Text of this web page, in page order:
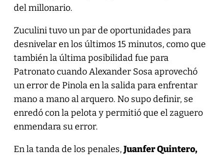
del millonario.
Zuculini tuvo un par de oportunidades para
desnivelar en los últimos 15 minutos, como que
también la última posibilidad fue para
Patronato cuando Alexander Sosa aprovechó
un error de Pinola en la salida para enfrentar
mano a mano al arquero. No supo definir, se
enredó con la pelota y permitió que el zaguero
enmendara su error.
En la tanda de los penales,Juanfer Quintero,